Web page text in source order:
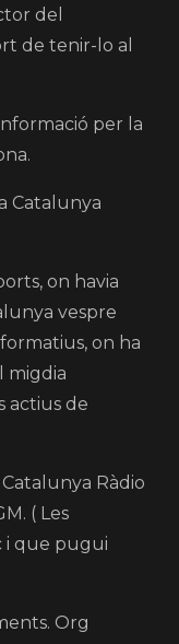
del
de tenir-lo al
per la
Catalunya
on havia
vespre
on ha
migdia
actius de
Ràdio
( Les
i que pugui
Org